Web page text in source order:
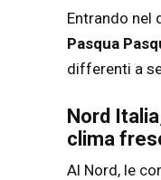
Entrando nel
Pasqua
differenti a
Nord
clima
Al Nord, le